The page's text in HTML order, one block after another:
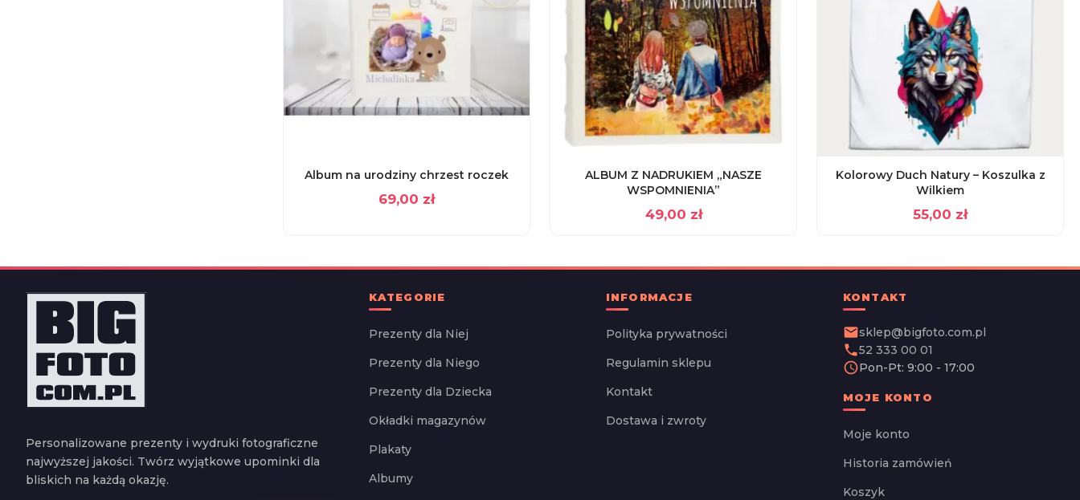
Album na urodziny chrzest roczek
69,00 zł
ALBUM Z NADRUKIEM „NASZE
WSPOMNIENIA”
49,00 zł
Kolorowy Duch Natury – Koszulka z
Wilkiem
55,00 zł
Personalizowane prezenty i wydruki fotograficzne
najwyższej jakości. Twórz wyjątkowe upominki dla
bliskich na każdą okazję.
KATEGORIE
Prezenty dla Niej
Prezenty dla Niego
Prezenty dla Dziecka
Okładki magazynów
Plakaty
Albumy
INFORMACJE
Polityka prywatności
Regulamin sklepu
Kontakt
Dostawa i zwroty
KONTAKT
emailsklep@bigfoto.com.pl
phone52 333 00 01
schedulePon-Pt: 9:00 - 17:00
MOJE KONTO
Moje konto
Historia zamówień
Koszyk